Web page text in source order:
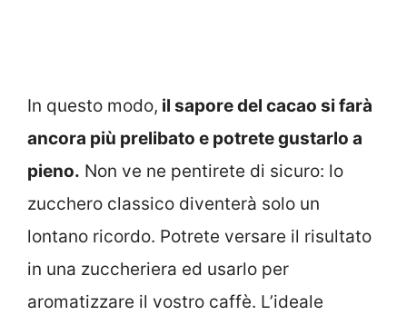
In questo modo, il sapore del cacao si farà
ancora più prelibato e potrete gustarlo a
pieno. Non ve ne pentirete di sicuro: lo
zucchero classico diventerà solo un
lontano ricordo. Potrete versare il risultato
in una zuccheriera ed usarlo per
aromatizzare il vostro caffè. L’ideale